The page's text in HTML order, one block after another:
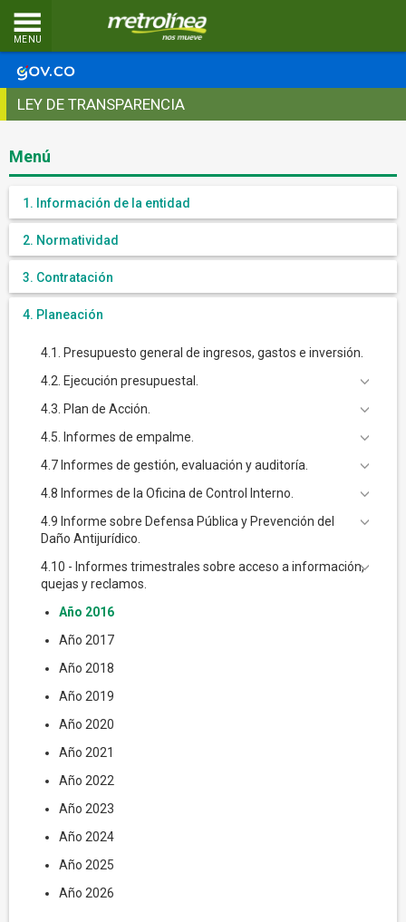
MENU
LEY DE TRANSPARENCIA
Menú
1. Información de la entidad
2. Normatividad
3. Contratación
4. Planeación
4.1. Presupuesto general de ingresos, gastos e inversión.
4.2. Ejecución presupuestal.
4.3. Plan de Acción.
4.5. Informes de empalme.
4.7 Informes de gestión, evaluación y auditoría.
4.8 Informes de la Oficina de Control Interno.
4.9 Informe sobre Defensa Pública y Prevención del
Daño Antijurídico.
4.10 - Informes trimestrales sobre acceso a información,
quejas y reclamos.
Año 2016
Año 2017
Año 2018
Año 2019
Año 2020
Año 2021
Año 2022
Año 2023
Año 2024
Año 2025
Año 2026